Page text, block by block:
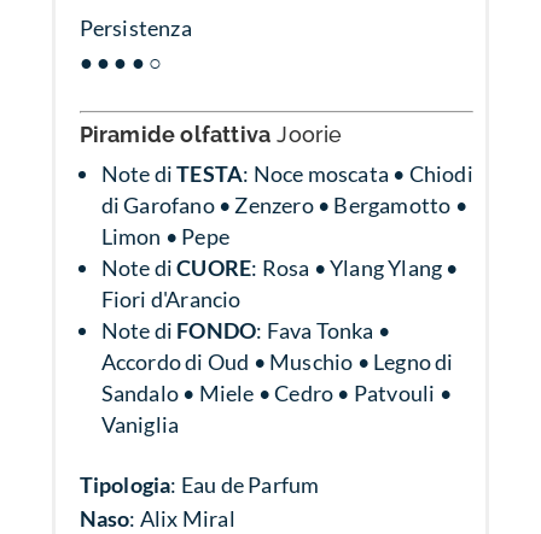
Persistenza
● ● ● ● ○
Piramide olfattiva Joorie
Note diTESTA: Noce moscata • Chiodi
di Garofano • Zenzero • Bergamotto •
Limon • Pepe
Note diCUORE: Rosa • Ylang Ylang •
Fiori d'Arancio
Note di FONDO: Fava Tonka •
Accordo di Oud • Muschio • Legno di
Sandalo • Miele • Cedro • Patvouli •
Vaniglia
Tipologia: Eau de Parfum
Naso: Alix Miral